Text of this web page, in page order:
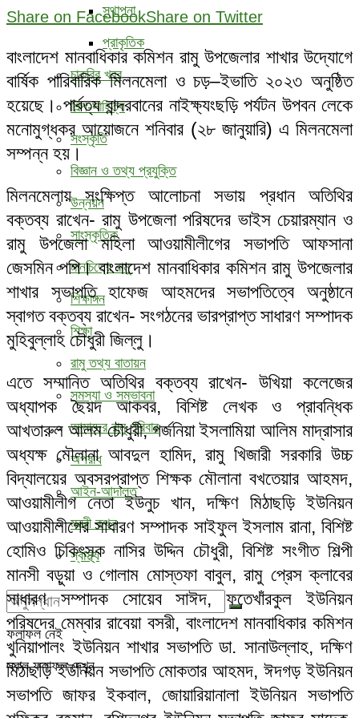
স্থাপনা
প্রাকৃতিক
চাকরির খবর
শিল্প-সাহিত্য
সংস্কৃতি
বিজ্ঞান ও তথ্য প্রযুক্তি
উন্নয়ন
সাংস্কৃতিক
মানচিত্রে রামু
শিক্ষাঙ্গন
শিক্ষা
রামু তথ্য বাতায়ন
সমস্যা ও সম্ভাবনা
আমাদের রামু পরিবার
অপরাধ
আইন-আদালত
মন্ত্রী কথন
স্বাস্থ্য
ফলাফল নেই
সকল ফলাফল দেখুন
Share on FacebookShare on Twitter
বাংলাদেশ মানবাধিকার কমিশন রামু উপজেলার শাখার উদ্যোগে
বার্ষিক পারিবারিক মিলনমেলা ও চড়–ইভাতি ২০২৩ অনুষ্ঠিত
হয়েছে। পার্বত্য বান্দরবানের নাইক্ষ্যংছড়ি পর্যটন উপবন লেকে
মনোমুগ্ধকর আয়োজনে শনিবার (২৮ জানুয়ারি) এ মিলনমেলা
সম্পন্ন হয়।
মিলনমেলায় সংক্ষিপ্ত আলোচনা সভায় প্রধান অতিথির
বক্তব্য রাখেন- রামু উপজেলা পরিষদের ভাইস চেয়ারম্যান ও
রামু উপজেলা মহিলা আওয়ামীলীগের সভাপতি আফসানা
জেসমিন পপি। বাংলাদেশ মানবাধিকার কমিশন রামু উপজেলার
শাখার সভাপতি হাফেজ আহমদের সভাপতিত্বে অনুষ্ঠানে
স্বাগত বক্তব্য রাখেন- সংগঠনের ভারপ্রাপ্ত সাধারণ সম্পাদক
মুহিবুল্লাহ চৌধুরী জিল্লু।
এতে সম্মানিত অতিথির বক্তব্য রাখেন- উখিয়া কলেজের
অধ্যাপক ছৈয়দ আকবর, বিশিষ্ট লেখক ও প্রাবন্ধিক
আখতারুল আলম চৌধুরী, গর্জনিয়া ইসলামিয়া আলিম মাদ্রাসার
অধ্যক্ষ মৌলানা আবদুল হামিদ, রামু খিজারী সরকারি উচ্চ
বিদ্যালয়ের অবসরপ্রাপ্ত শিক্ষক মৌলানা বখতেয়ার আহমদ,
আওয়ামীলীগ নেতা ইউনুচ খান, দক্ষিণ মিঠাছড়ি ইউনিয়ন
আওয়ামীলীগের সাধারণ সম্পাদক সাইফুল ইসলাম রানা, বিশিষ্ট
হোমিও চিকিৎসক নাসির উদ্দিন চৌধুরী, বিশিষ্ট সংগীত শিল্পী
মানসী বড়ুয়া ও গোলাম মোস্তফা বাবুল, রামু প্রেস ক্লাবের
সাধারণ সম্পাদক সোয়েব সাঈদ, ফতেখাঁরকুল ইউনিয়ন
পরিষদের মেম্বার রাবেয়া বসরী, বাংলাদেশ মানবাধিকার কমিশন
খুনিয়াপালং ইউনিয়ন শাখার সভাপতি ডা. সানাউল্লাহ, দক্ষিণ
মিঠাছড়ি ইউনিয়ন সভাপতি মোকতার আহমদ, ঈদগড় ইউনিয়ন
সভাপতি জাফর ইকবাল, জোয়ারিয়ানালা ইউনিয়ন সভাপতি